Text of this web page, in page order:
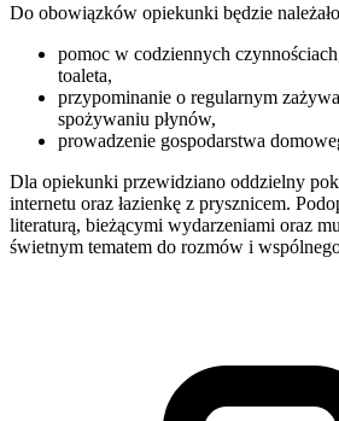
Do obowiązków opiekunki będzie
pomoc w codziennych
toaleta,
przypominanie o regularnym
spożywaniu płynów,
prowadzenie gospodarstwa
Dla opiekunki przewidziano oddzielny
internetu oraz łazienkę z prysznicem.
literaturą, bieżącymi wydarzeniami oraz
świetnym tematem do rozmów i